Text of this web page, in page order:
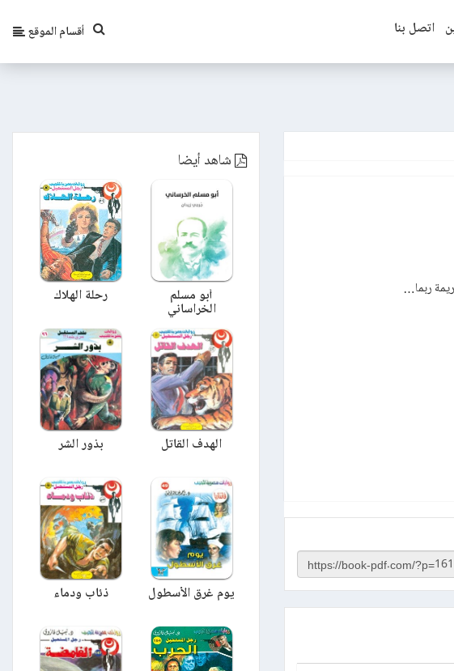
اتصل بنا أقسام الموقع
ربما…
شاهد أيضا
أبو مسلم
الخراساني
رحلة الهلاك
الهدف القاتل بذور الشر
يوم غرق الأسطول ذئاب ودماء